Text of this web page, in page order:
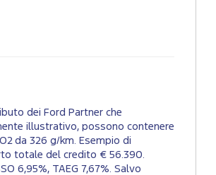
dei Ford Partner che
illustrativo, possono contenere
da 326 g/km. Esempio di
totale del credito € 56.390.
6,95%, TAEG 7,67%. Salvo